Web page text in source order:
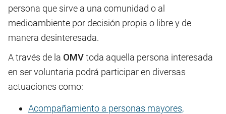
persona que sirve a una comunidad o al
medioambiente por decisión propia o libre y de
manera desinteresada.
A través de la OMVtoda aquella persona interesada
en ser voluntaria podrá participar en diversas
actuaciones como:
Acompañamiento a personas mayores,